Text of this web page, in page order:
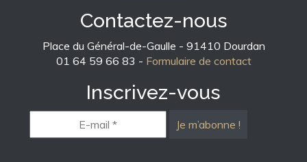
Contactez-nous
Place du Général-de-Gaulle - 91410 Dourdan
01 64 59 66 83 - Formulaire de contact
Inscrivez-vous
mail
*